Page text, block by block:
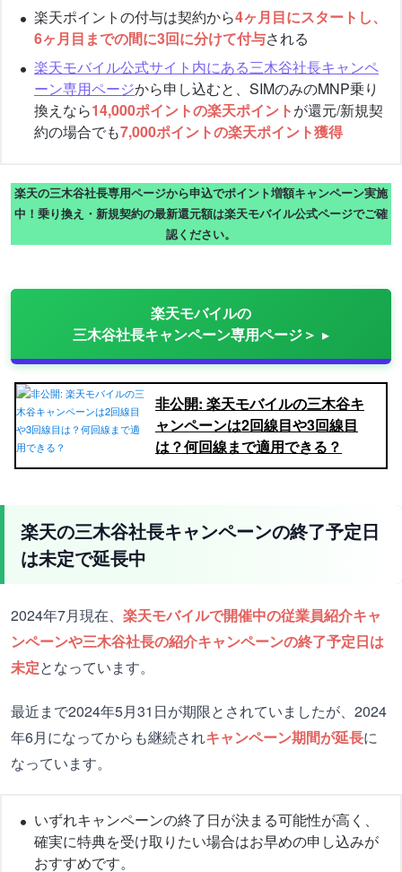
楽天ポイントの付与は契約から4ヶ月目にスタートし、
6ヶ月目までの間に3回に分けて付与される
楽天モバイル公式サイト内にある三木谷社長キャンペ
ーン専用ページから申し込むと、SIMのみのMNP乗り
換えなら14,000ポイントの楽天ポイントが還元/新規契
約の場合でも7,000ポイントの楽天ポイント獲得
楽天の三木谷社長専用ページから申込でポイント増額キャンペーン実施
中！乗り換え・新規契約の最新還元額は楽天モバイル公式ページでご確
認ください。
楽天モバイルの
三木谷社長キャンペーン専用ページ＞
非公開: 楽天モバイルの三木谷キ
ャンペーンは2回線目や3回線目
は？何回線まで適用できる？
楽天の三木谷社長キャンペーンの終了予定日
は未定で延長中
2024年7月現在、 楽天モバイルで開催中の従業員紹介キャ
ンペーンや三木谷社長の紹介キャンペーンの終了予定日は
未定となっています。
最近まで2024年5月31日が期限とされていましたが、2024
年6月になってからも継続されキャンペーン期間が延長に
なっています。
いずれキャンペーンの終了日が決まる可能性が高く、
確実に特典を受け取りたい場合はお早めの申し込みが
おすすめです。